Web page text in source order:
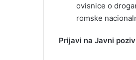
ovisnice o
romske
Prijavi na Javni